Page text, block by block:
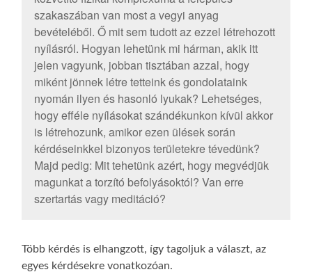
szakaszában van most a vegyi anyag
bevételéből. Ő mit sem tudott az ezzel létrehozott
nyílásról. Hogyan lehetünk mi hárman, akik itt
jelen vagyunk, jobban tisztában azzal, hogy
miként jönnek létre tetteink és gondolataink
nyomán ilyen és hasonló lyukak? Lehetséges,
hogy efféle nyílásokat szándékunkon kívül akkor
is létrehozunk, amikor ezen ülések során
kérdéseinkkel bizonyos területekre tévedünk?
Majd pedig: Mit tehetünk azért, hogy megvédjük
magunkat a torzító befolyásoktól? Van erre
szertartás vagy meditáció?
Több kérdés is elhangzott, így tagoljuk a választ, az
egyes kérdésekre vonatkozóan.